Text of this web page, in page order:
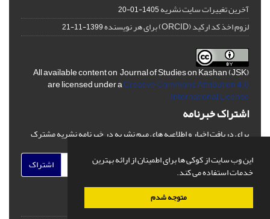
این وب سایت از کوکی ها برای اطمینان از ارائه بهترین
خدمات استفاده می کند.
متوجه شدم
آخرین تغییرات سایت نشریه1405-01-20
لزوم اخذ کد ارکید (ORCID) برای هر نویسنده 1399-11-21
All available content on Journal of Studies on Kashan (JSK)
are licensed under aCreative Commons Attribution 4.0
International License
اشتراک خبرنامه
برای دریافت اخبار و اطلاعیه های مهم نشریه در خبرنامه نشریه مشترک
اشتراک